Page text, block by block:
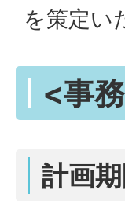
を策定い
<事
計画